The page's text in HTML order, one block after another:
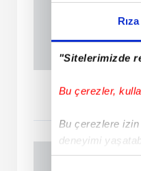
Rıza
"Sitelerimizde
Bu çerezler,
Bu çerezlere
deneyimi
içerikleri